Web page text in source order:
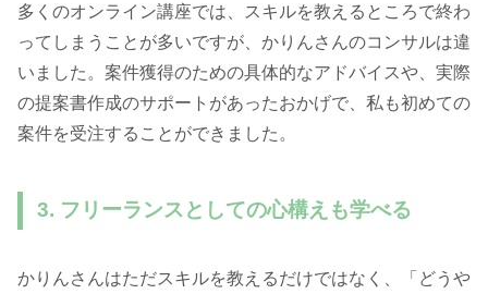
多くのオンライン講座では、スキルを教えるところで終わ
ってしまうことが多いですが、かりんさんのコンサルは違
いました。案件獲得のための具体的なアドバイスや、実際
の提案書作成のサポートがあったおかげで、私も初めての
案件を受注することができました。
3. フリーランスとしての心構えも学べる
かりんさんはただスキルを教えるだけではなく、「どうや